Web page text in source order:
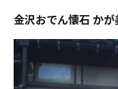
金沢おでん懐石 かが